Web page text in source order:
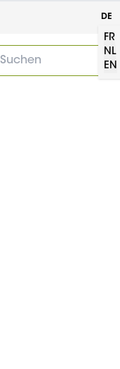
DE
FR
NL
EN